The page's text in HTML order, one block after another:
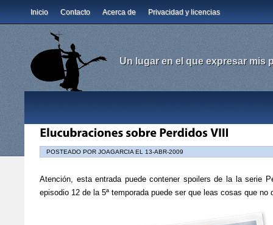
Inicio Contacto Acerca de Privacidad y licencias
Un lugar en el que expresar mis
POSTEADO POR JOAGARCIA EL 13-ABR-2009
Atención, esta entrada puede contener spoilers de la la serie
episodio 12 de la 5ª temporada puede ser que leas cosas que no